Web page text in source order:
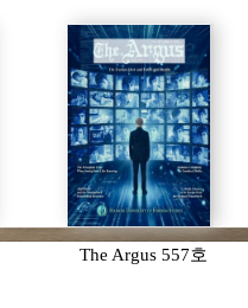
The Argus 557호